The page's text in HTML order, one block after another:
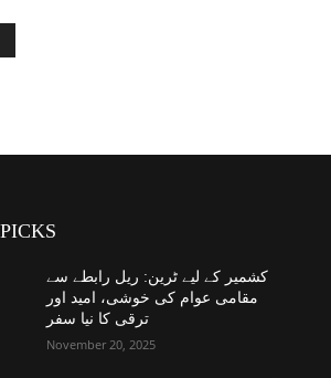
کشمیر کے لیے ٹرین: ریل رابطے سے
مقامی عوام کی خوشی، امید اور
ترقی کا نیا سفر
November 20, 2025